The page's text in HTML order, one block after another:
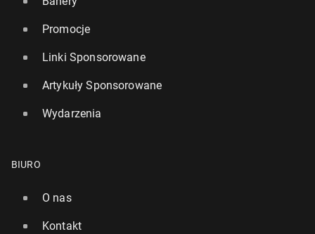
Promocje
Linki Sponsorowane
Artykuły Sponsorowane
Wydarzenia
BIURO
O nas
Kontakt